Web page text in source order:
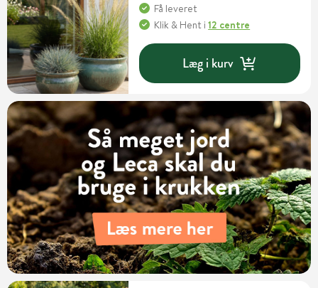
Få leveret
Klik & Hent i12 centre
Læg i kurv